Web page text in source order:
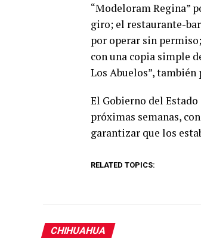
“Modeloram Regina”
giro; el restaurante-
por operar sin
con una copia simple
Los Abuelos”,
El Gobierno del
próximas semanas,
garantizar que los
RELATED TOPICS:
CHIHUAHUA